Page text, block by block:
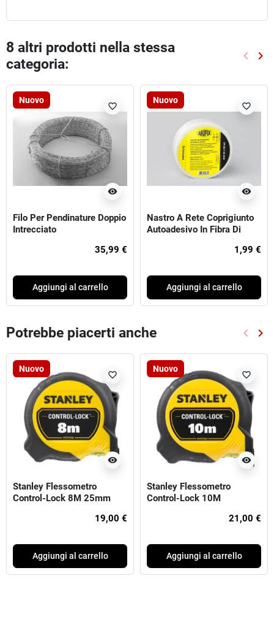
8 altri prodotti nella stessa
categoria:
keyboard_arrow_left keyboard_arrow_right
Nuovo
visibility
favorite_border
Filo Per Pendinature Doppio
Intrecciato
35,99 €
Aggiungi al carrello
Nuovo
visibility
favorite_border
Nastro A Rete Coprigiunto
Autoadesivo In Fibra Di
1,99 €
Aggiungi al carrello
Potrebbe piacerti anche keyboard_arrow_left keyboard_arrow_right
Nuovo
visibility
favorite_border
Stanley Flessometro
Control-Lock 8M 25mm
19,00 €
Aggiungi al carrello
Nuovo
visibility
favorite_border
Stanley Flessometro
Control-Lock 10M
21,00 €
Aggiungi al carrello